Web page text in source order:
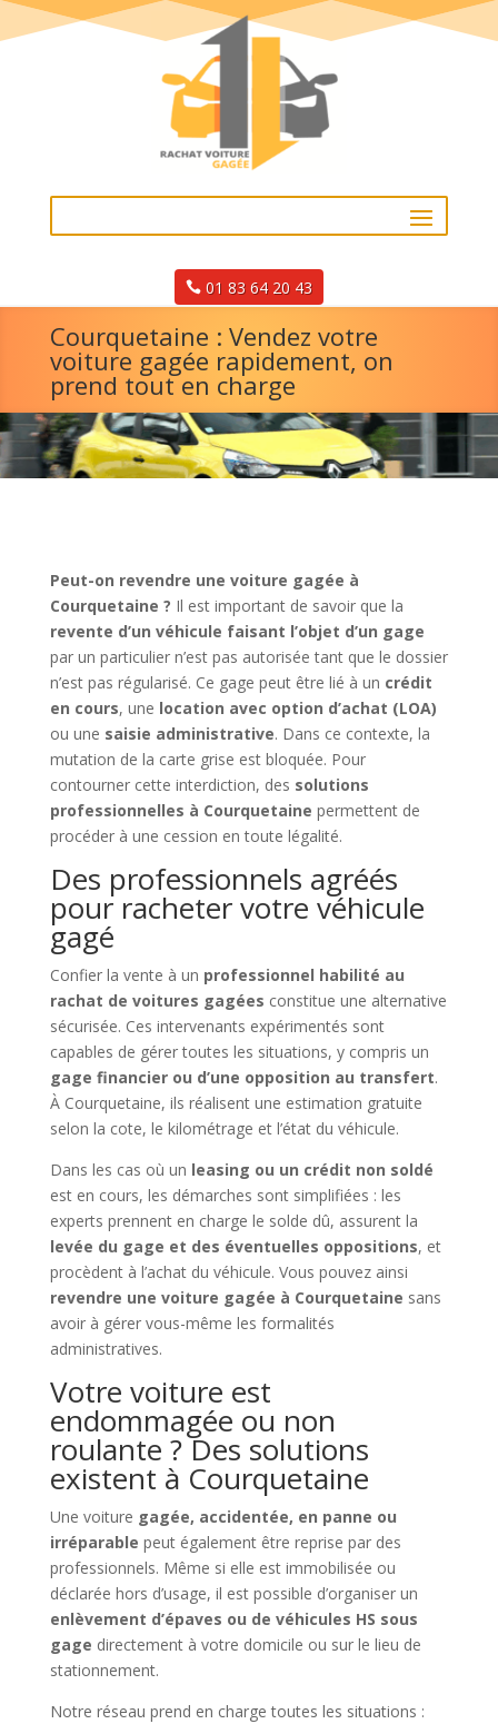
01 83 64 20 43
Courquetaine : Vendez votre
voiture gagée rapidement, on
prend tout en charge
Peut-on revendre une voiture gagée à
Courquetaine ? Il est important de savoir que la
revente d’un véhicule faisant l’objet d’un gage
par un particulier n’est pas autorisée tant que le dossier
n’est pas régularisé. Ce gage peut être lié à un crédit
en cours, une location avec option d’achat (LOA)
ou une saisie administrative. Dans ce contexte, la
mutation de la carte grise est bloquée. Pour
contourner cette interdiction, des solutions
professionnelles à Courquetaine permettent de
procéder à une cession en toute légalité.
Des professionnels agréés
pour racheter votre véhicule
gagé
Confier la vente à un professionnel habilité au
rachat de voitures gagées constitue une alternative
sécurisée. Ces intervenants expérimentés sont
capables de gérer toutes les situations, y compris un
gage financier ou d’une opposition au transfert.
À Courquetaine, ils réalisent une estimation gratuite
selon la cote, le kilométrage et l’état du véhicule.
Dans les cas où un leasing ou un crédit non soldé
est en cours, les démarches sont simplifiées : les
experts prennent en charge le solde dû, assurent la
levée du gage et des éventuelles oppositions, et
procèdent à l’achat du véhicule. Vous pouvez ainsi
revendre une voiture gagée à Courquetaine sans
avoir à gérer vous-même les formalités
administratives.
Votre voiture est
endommagée ou non
roulante ? Des solutions
existent à Courquetaine
Une voiture gagée, accidentée, en panne ou
irréparable peut également être reprise par des
professionnels. Même si elle est immobilisée ou
déclarée hors d’usage, il est possible d’organiser un
enlèvement d’épaves ou de véhicules HS sous
gage directement à votre domicile ou sur le lieu de
stationnement.
Notre réseau prend en charge toutes les situations :